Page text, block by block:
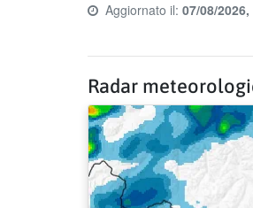
Last update time:
Aggiornato il: 07/08/
Radar